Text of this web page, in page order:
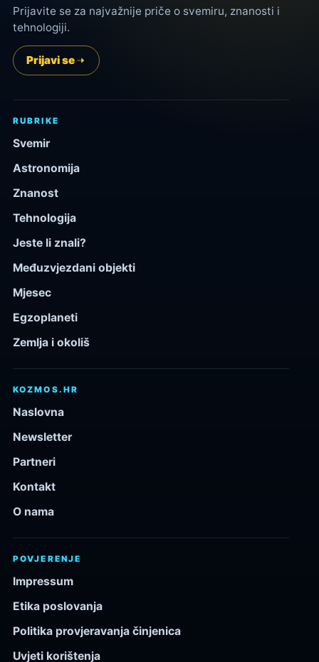
Prijavite se za najvažnije priče o svemiru, znanosti i
tehnologiji.
Prijavi se
RUBRIKE
Svemir
Astronomija
Znanost
Tehnologija
Jeste li znali?
Međuzvjezdani objekti
Mjesec
Egzoplaneti
Zemlja i okoliš
KOZMOS.HR
Naslovna
Newsletter
Partneri
Kontakt
O nama
POVJERENJE
Impressum
Etika poslovanja
Politika provjeravanja činjenica
Uvjeti korištenja